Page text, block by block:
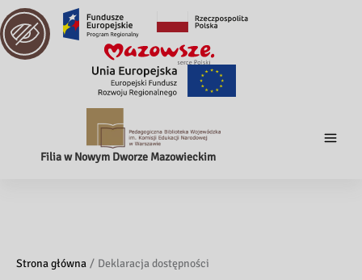
Filia w Nowym Dworze Mazowieckim
Strona główna Deklaracja dostępności